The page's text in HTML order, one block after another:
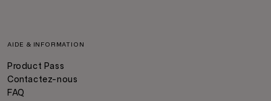
AIDE & INFORMATION
Product Pass
Contactez-nous
FAQ